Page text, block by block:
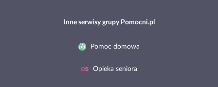
Inne serwisy grupy Pomocni.pl
Pomoc domowa
Opieka seniora